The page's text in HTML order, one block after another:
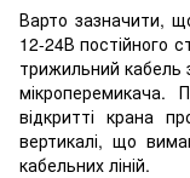
Варто зазначити,
12-24В постійного
трижильний кабель
відкритті крана
вертикалі, що
кабельних ліній.